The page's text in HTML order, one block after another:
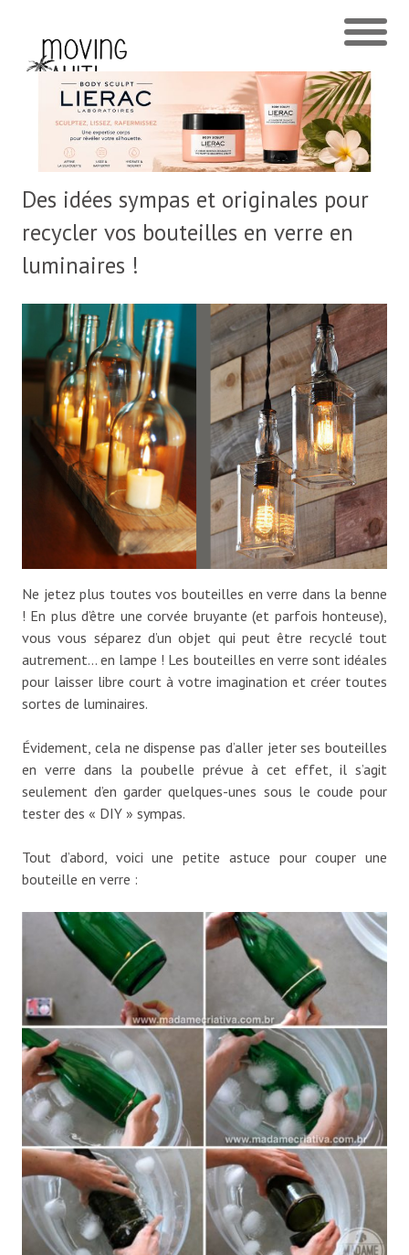
Des idées sympas et originales pour
recycler vos bouteilles en verre en
luminaires !
Ne jetez plus toutes vos bouteilles en verre dans la benne
! En plus d’être une corvée bruyante (et parfois honteuse),
vous vous séparez d’un objet qui peut être recyclé tout
autrement… en lampe ! Les bouteilles en verre sont idéales
pour laisser libre court à votre imagination et créer toutes
sortes de luminaires.
Évidement, cela ne dispense pas d’aller jeter ses bouteilles
en verre dans la poubelle prévue à cet effet, il s’agit
seulement d’en garder quelques-unes sous le coude pour
tester des « DIY » sympas.
Tout d’abord, voici une petite astuce pour couper une
bouteille en verre :